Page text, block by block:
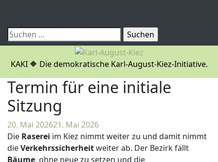
content
Suchen
nach:
KAKI 🔶 Die demokratische Karl-August-Kiez-Initiative.
Termin für eine initiale
Sitzung
20. Mai 202621. Mai 2026
Tietze
Die Raserei im Kiez nimmt weiter zu und damit nimmt
dieVerkehrssicherheitweiter ab. Der Bezirk fällt
Bäume, ohne neue zu setzen und die